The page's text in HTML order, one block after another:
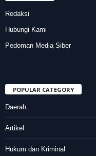
Redaksi
Hubungi Kami
Pedoman Media Siber
POPULAR CATEGORY
Daerah
Artikel
Hukum dan Kriminal